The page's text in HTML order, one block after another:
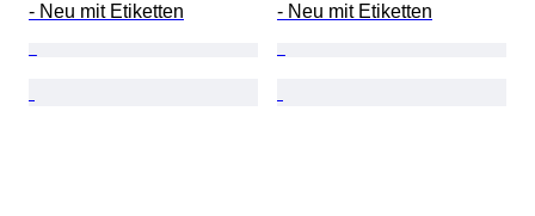
- Neu mit Etiketten
- Neu mit Etiketten